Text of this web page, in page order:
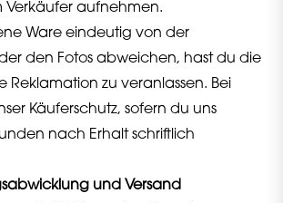
Verkäufer aufnehmen.
Ware eindeutig von der
den Fotos abweichen, hast du die
Reklamation zu veranlassen. Bei
Käuferschutz, sofern du uns
nach Erhalt schriftlich
und Versand